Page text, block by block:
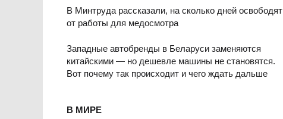
В Минтруда рассказали, на сколько дней освободят
от работы для медосмотра
Западные автобренды в Беларуси заменяются
китайскими — но дешевле машины не становятся.
Вот почему так происходит и чего ждать дальше
В МИРЕ